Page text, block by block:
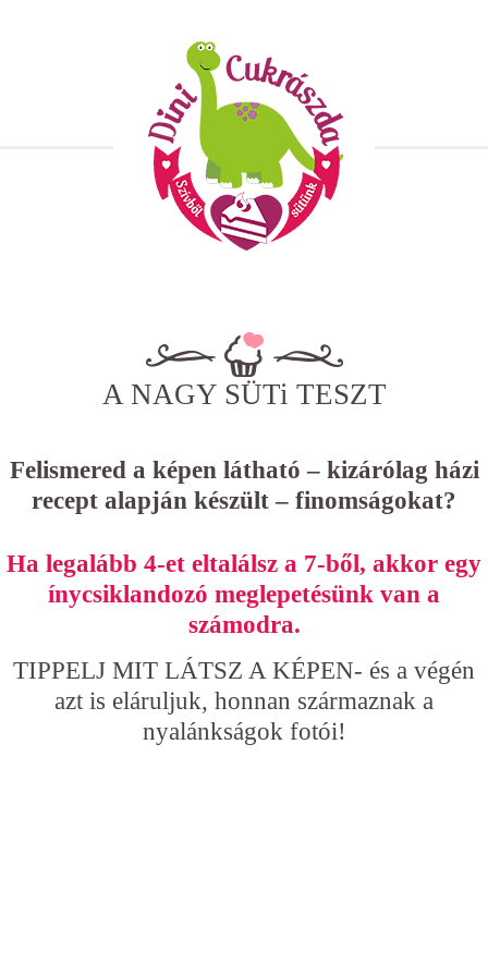
A NAGY SÜTi TESZT
Felismered a képen látható – kizárólag házi
recept alapján készült – finomságokat?
Ha legalább 4-et eltalálsz a 7-ből, akkor egy
ínycsiklandozó meglepetésünk van a
számodra.
TIPPELJ MIT LÁTSZ A KÉPEN- és a végén
azt is eláruljuk, honnan származnak a
nyalánkságok fotói!